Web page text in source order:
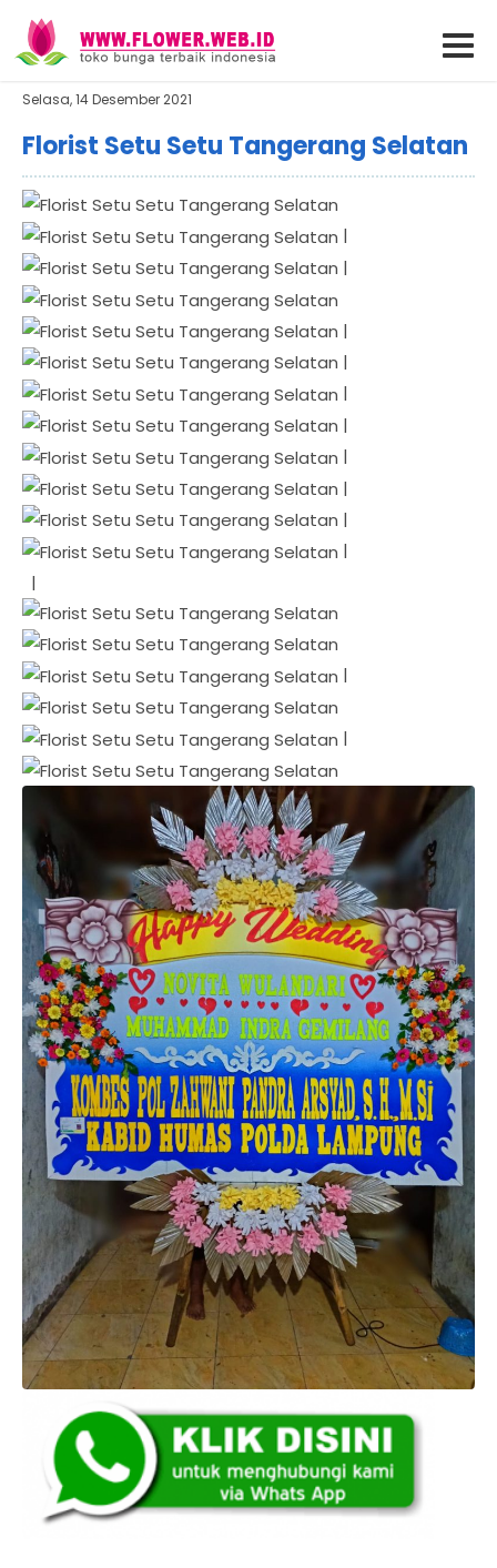
Selasa, 14 Desember 2021
Florist Setu Setu Tangerang Selatan
|
|
|
|
|
|
|
|
|
|
|
|
|